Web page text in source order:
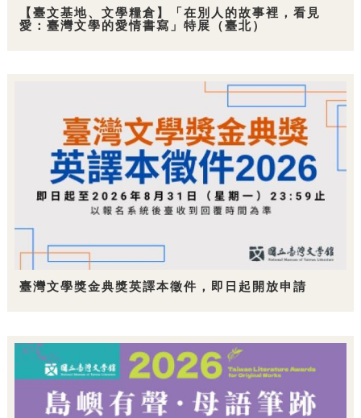
【臺文基地、文學糧倉】「在別人的故事裡，看見
愛：臺灣文學的愛情書寫」特展（臺北）
臺灣文學獎金典獎英譯本徵件，即日起開放申請